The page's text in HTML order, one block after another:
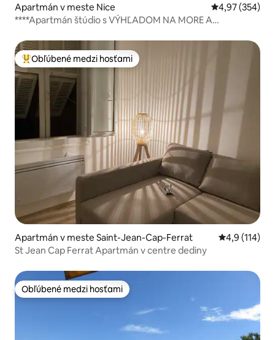
Apartmán v meste Nice Priemerné
4,97 (354)
****Apartmán štúdio s VÝHĽADOM NA MORE A
Najobľúbenejšie medzi hosťami
Obľúbené medzi hosťami
Apartmán v meste Saint-Jean-Cap-Ferrat Priemerné
4,9 (114)
St Jean Cap Ferrat Apartmán v centre dediny
Obľúbené medzi hosťami
Obľúbené medzi hosťami